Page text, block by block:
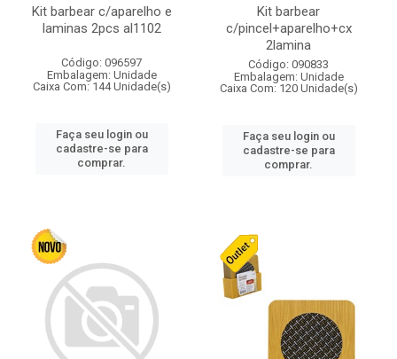
Kit barbear c/aparelho e
laminas 2pcs al1102
Código: 096597
Embalagem: Unidade
Caixa Com: 144 Unidade(s)
Faça seu login ou
cadastre-se para
comprar.
Kit barbear
c/pincel+aparelho+cx
2lamina
Código: 090833
Embalagem: Unidade
Caixa Com: 120 Unidade(s)
Faça seu login ou
cadastre-se para
comprar.